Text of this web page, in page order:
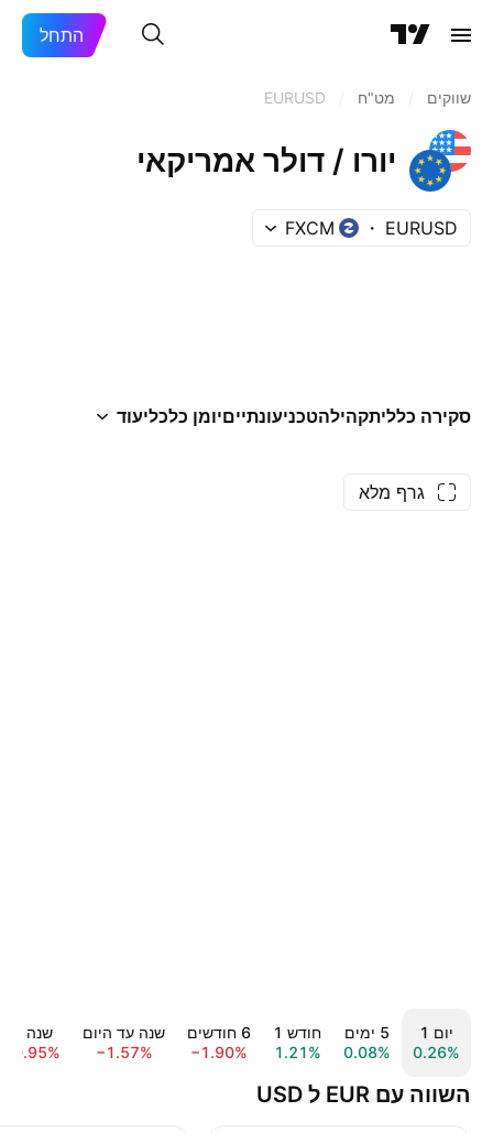
התחל
שווקים מט"ח EURUSD
יורו / דולר אמריקאי
EURUSD
FXCM
סקירה כלליתקהילהטכניעונתייםיומן כלכליעוד
גרף מלא
יום ‎1‎
0.26%
‎5‎ ימים
0.08%
חודש ‎1‎
1.21%
‎6‎ חודשים
−1.90%
שנה עד היום
−1.57%
שנה ‎1‎
−0.95%
השווה עם EUR ל USD